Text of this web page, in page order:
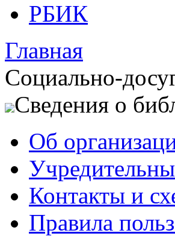
РБИК
Главная
Социально-
Сведения о
Об
Контакты и
Правила